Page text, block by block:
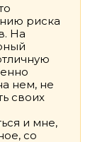
риска
На
нем, не
своих
и мне,
со